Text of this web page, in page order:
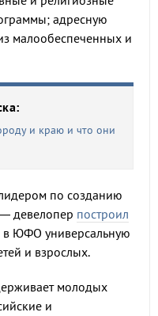
адресную
малообеспеченных и
и краю и что они
по созданию
девелопер построил
ЮФО универсальную
и взрослых.
молодых
и